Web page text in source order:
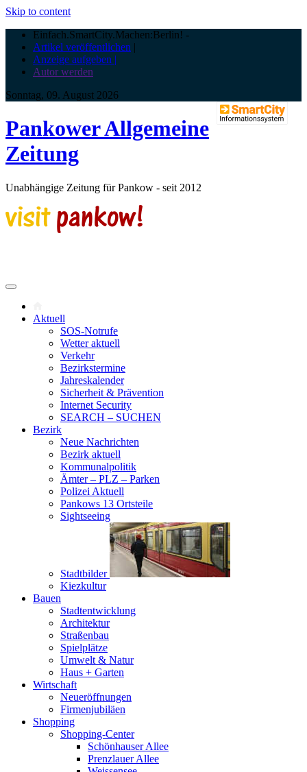
Skip to content
Einfach.SmartCity.Machen:Berlin! -
Artikel veröffentlichen |
Anzeige aufgeben |
Autor werden
Sonntag, 09. August 2026
Pankower Allgemeine
Zeitung
Unabhängige Zeitung für Pankow - seit 2012
Aktuell
SOS-Notrufe
Wetter aktuell
Verkehr
Bezirkstermine
Jahreskalender
Sicherheit & Prävention
Internet Security
SEARCH – SUCHEN
Bezirk
Neue Nachrichten
Bezirk aktuell
Kommunalpolitik
Ämter – PLZ – Parken
Polizei Aktuell
Pankows 13 Ortsteile
Sightseeing
Stadtbilder
Kiezkultur
Bauen
Stadtentwicklung
Architektur
Straßenbau
Spielplätze
Umwelt & Natur
Haus + Garten
Wirtschaft
Neueröffnungen
Firmenjubiläen
Shopping
Shopping-Center
Schönhauser Allee
Prenzlauer Allee